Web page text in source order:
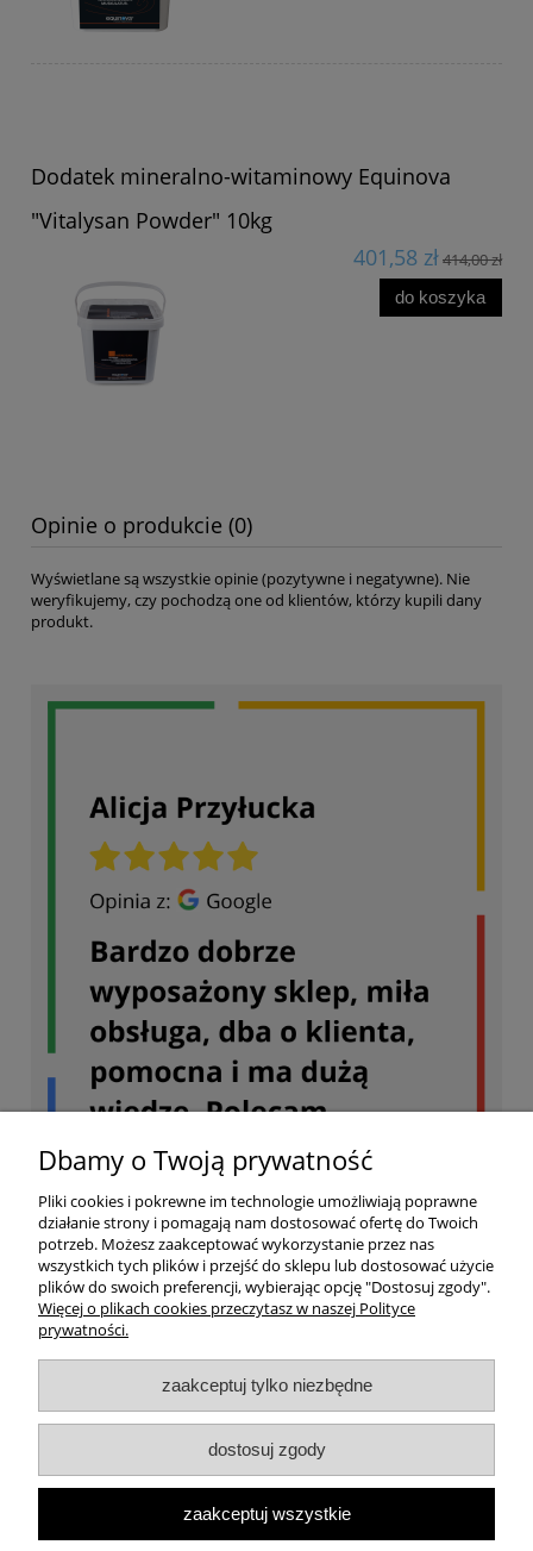
Dodatek mineralno-witaminowy Equinova
"Vitalysan Powder" 10kg
401,58 zł414,00 zł
do koszyka
Opinie o produkcie (0)
Wyświetlane są wszystkie opinie (pozytywne i negatywne). Nie
weryfikujemy, czy pochodzą one od klientów, którzy kupili dany
produkt.
Twoje konto
Dostawa
Ważne
Informacja o sklepie
Dbamy o Twoją prywatność
Pliki cookies i pokrewne im technologie umożliwiają poprawne
działanie strony i pomagają nam dostosować ofertę do Twoich
potrzeb. Możesz zaakceptować wykorzystanie przez nas
wszystkich tych plików i przejść do sklepu lub dostosować użycie
plików do swoich preferencji, wybierając opcję "Dostosuj zgody".
Więcej o plikach cookies przeczytasz w naszej Polityce
prywatności.
zaakceptuj tylko niezbędne
dostosuj zgody
zaakceptuj wszystkie